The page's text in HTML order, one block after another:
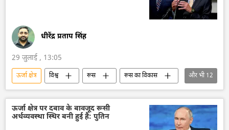
धीरेंद्र प्रताप सिंह
29 जुलाई , 13:05
ऊर्जा क्षेत्र विश्व रूस
रूस का विकास
तेल
तेल का आयात
तेल उत्पादन
भारत
भारत का विकास
वाशिंगटन
और भी12
ऊर्जा क्षेत्र पर दबाव के बावजूद रूसी
अर्थव्यवस्था स्थिर बनी हुई है: पुतिन